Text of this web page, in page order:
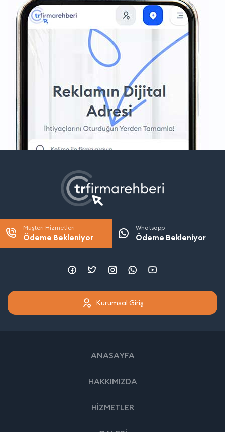
Müşteri Hizmetleri
Ödeme Bekleniyor
Whatsapp
Ödeme Bekleniyor
Kurumsal Giriş
ANASAYFA
HAKKIMIZDA
HİZMETLER